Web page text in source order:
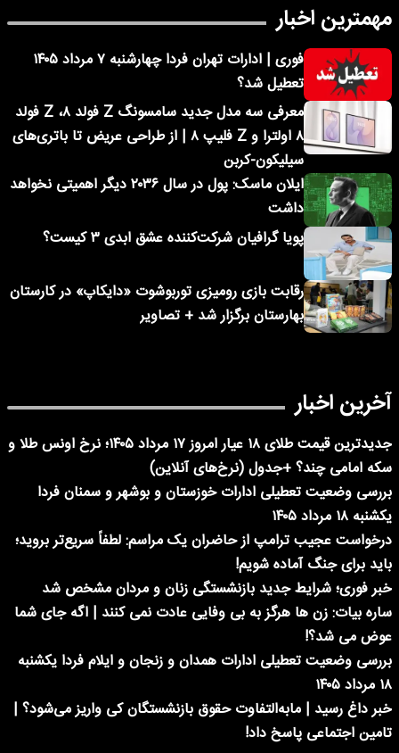
مهمترین اخبار
فوری | ادارات تهران فردا چهارشنبه ۷ مرداد ۱۴۰۵
تعطیل شد؟
معرفی سه مدل جدید سامسونگ Z فولد ۸، Z فولد
۸ اولترا و Z فلیپ ۸ | از طراحی عریض تا باتری‌های
سیلیکون-کربن
ایلان ماسک: پول در سال ۲۰۳۶ دیگر اهمیتی نخواهد
داشت
پویا گرافیان شرکت‌کننده عشق ابدی ۳ کیست؟
رقابت بازی رومیزی توربوشوت «دایکاپ» در کارستان
بهارستان برگزار شد + تصاویر
آخرین اخبار
جدیدترین قیمت طلای ۱۸ عیار امروز ۱۷ مرداد ۱۴۰۵؛ نرخ اونس طلا و
سکه امامی چند؟ +جدول (نرخ‌های آنلاین)
بررسی وضعیت تعطیلی ادارات خوزستان و بوشهر و سمنان فردا
یکشنبه ۱۸ مرداد ۱۴۰۵
درخواست عجیب ترامپ از حاضران یک مراسم: لطفاً سریع‌تر بروید؛
باید برای جنگ آماده شویم!
خبر فوری؛ شرایط جدید بازنشستگی زنان و مردان مشخص شد
ساره بیات: زن ها هرگز به بی وفایی عادت نمی کنند | اگه جای شما
عوض می شد؟!
بررسی وضعیت تعطیلی ادارات همدان و زنجان و ایلام فردا یکشنبه
۱۸ مرداد ۱۴۰۵
خبر داغ رسید | مابه‌التفاوت حقوق بازنشستگان کی واریز می‌شود؟ |
تامین اجتماعی پاسخ داد!